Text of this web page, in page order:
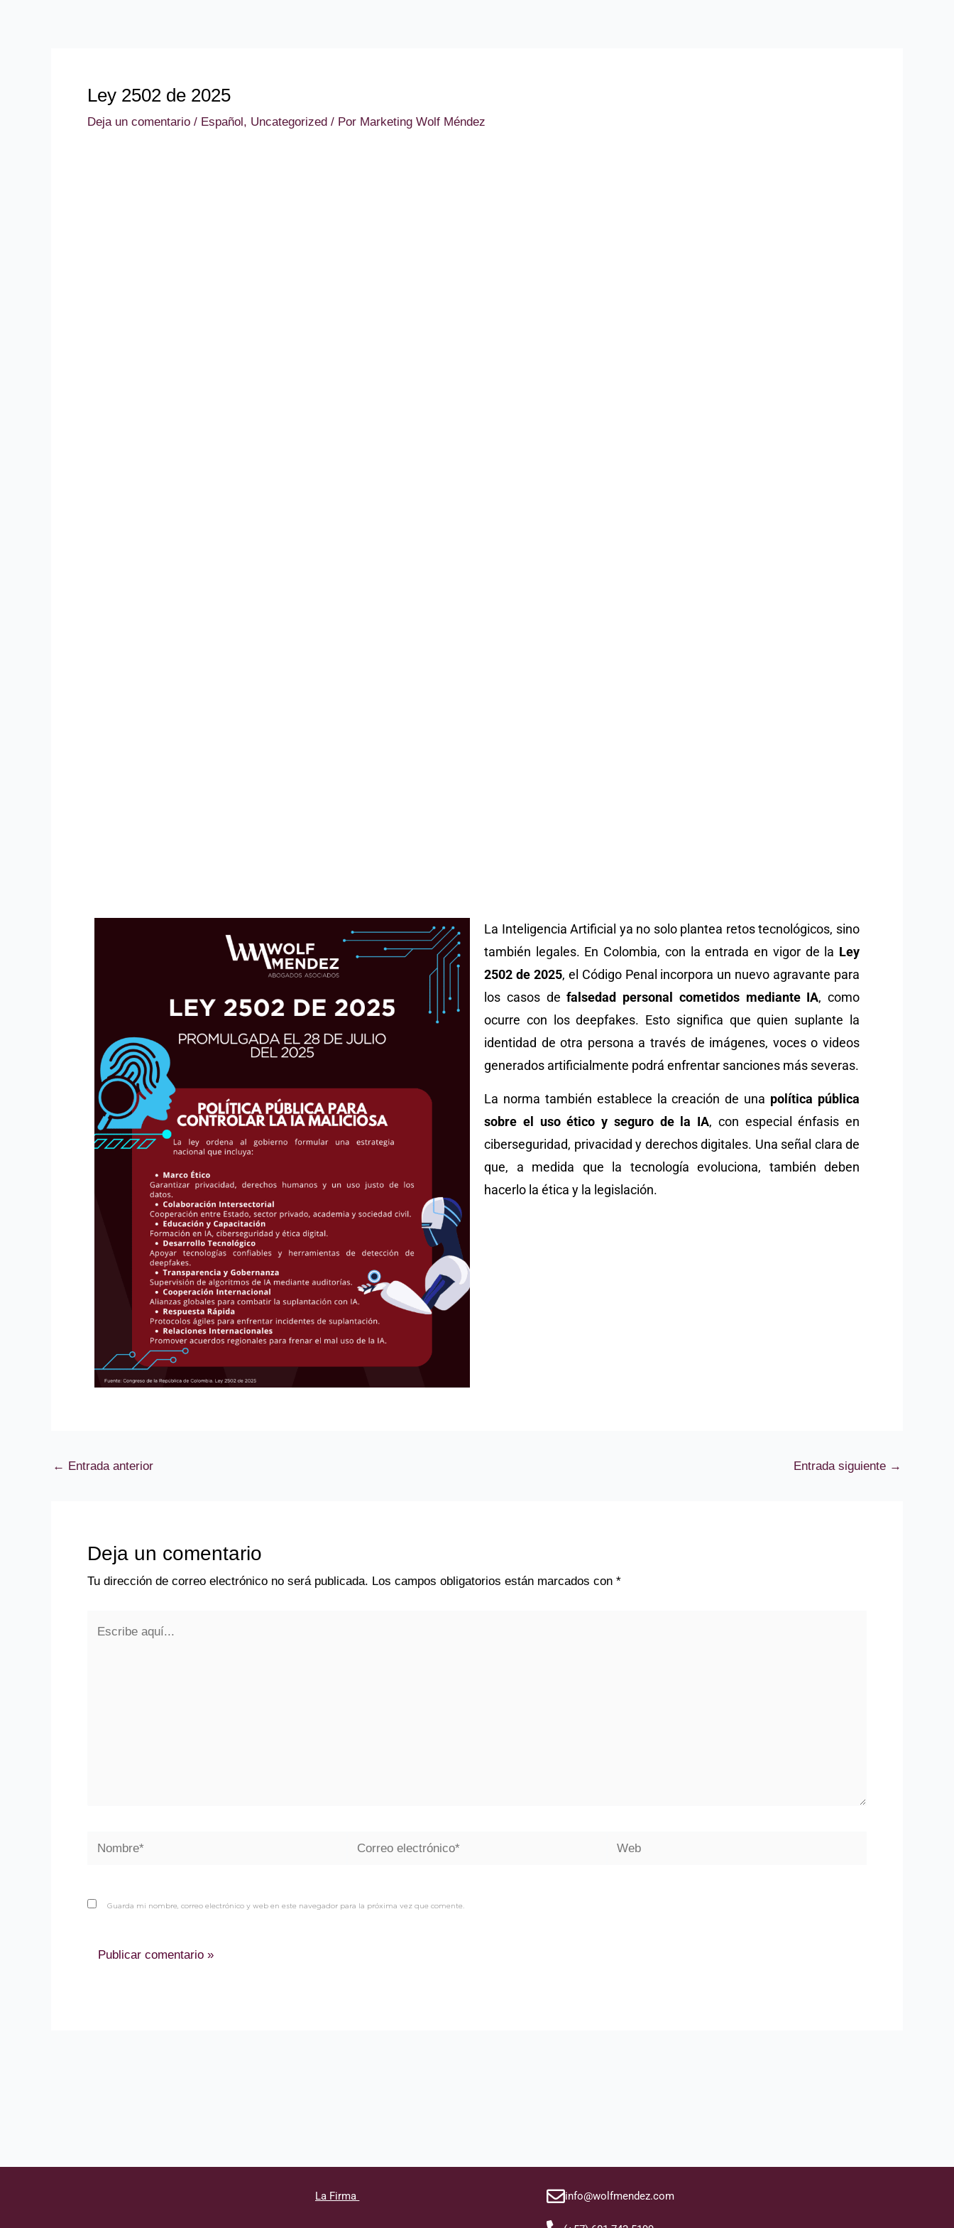
Ley 2502 de 2025
Deja un comentario / Español, Uncategorized / Por Marketing Wolf Méndez
La Inteligencia Artificial ya no solo plantea retos tecnológicos, sino
también legales. En Colombia, con la entrada en vigor de la Ley
2502 de 2025, el Código Penal incorpora un nuevo agravante para
los casos defalsedad personal cometidos mediante IA, como
ocurre con los deepfakes. Esto significa que quien suplante la
identidad de otra persona a través de imágenes, voces o videos
generados artificialmente podrá enfrentar sanciones más severas.
La norma también establece la creación de una política pública
sobre el uso ético y seguro de la IA, con especial énfasis en
ciberseguridad, privacidad y derechos digitales. Una señal clara de
que, a medida que la tecnología evoluciona, también deben
hacerlo la ética y la legislación.
← Entrada anterior Entrada siguiente →
Deja un comentario
Tu dirección de correo electrónico no será publicada. Los campos obligatorios están marcados con *
aquí...
electrónico*
Guarda mi nombre, correo electrónico y web en este navegador para la próxima vez que comente.
La Firma info@wolfmendez.com